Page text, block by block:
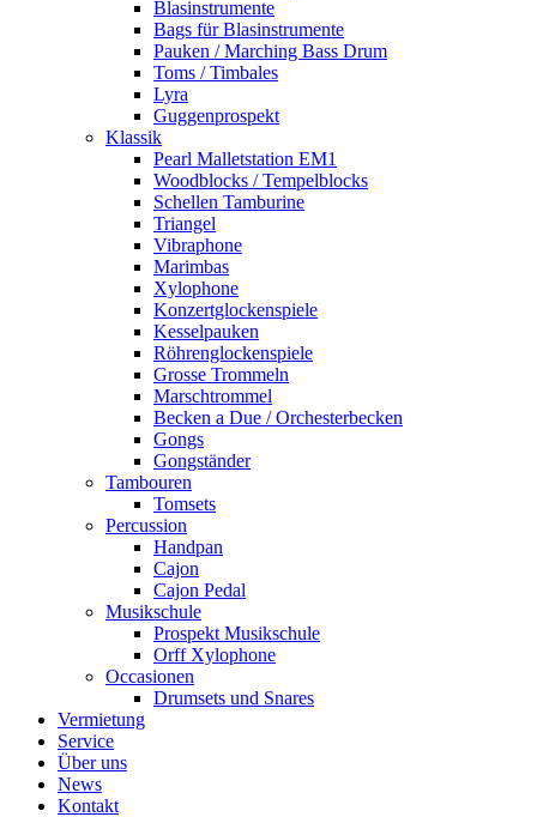
Blasinstrumente
Bags für Blasinstrumente
Pauken / Marching Bass Drum
Toms / Timbales
Lyra
Guggenprospekt
Klassik
Pearl Malletstation EM1
Woodblocks / Tempelblocks
Schellen Tamburine
Triangel
Vibraphone
Marimbas
Xylophone
Konzertglockenspiele
Kesselpauken
Röhren­glocken­spiele
Grosse Trommeln
Marschtrommel
Becken a Due / Orchester­becken
Gongs
Gongständer
Tambouren
Tomsets
Percussion
Handpan
Cajon
Cajon Pedal
Musikschule
Prospekt Musikschule
Orff Xylophone
Occasionen
Drumsets und Snares
Vermietung
Service
Über uns
News
Kontakt